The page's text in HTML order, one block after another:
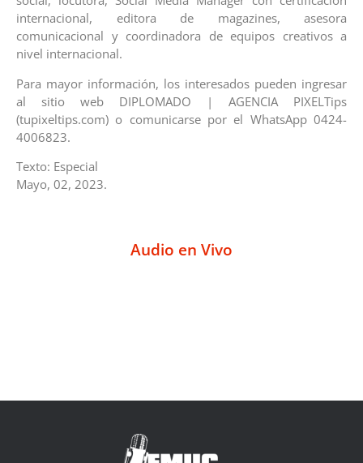
internacional, editora de magazines, asesora
comunicacional y coordinadora de equipos creativos a
nivel internacional.
Para mayor información, los interesados pueden ingresar
al sitio web DIPLOMADO | AGENCIA PIXELTips
(tupixeltips.com) o comunicarse por el WhatsApp 0424-
4006823.
Texto: Especial
Mayo, 02, 2023.
Audio en Vivo